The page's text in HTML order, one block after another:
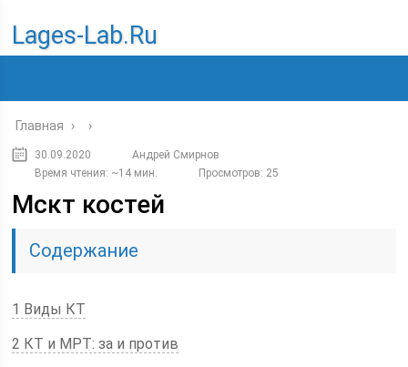
Lages-Lab.ru
Главная › ›
30.09.2020
Андрей Смирнов
Время чтения: ~14 мин.
Просмотров: 25
Мскт костей
Содержание
1 Виды КТ
2 КТ и МРТ: за и против